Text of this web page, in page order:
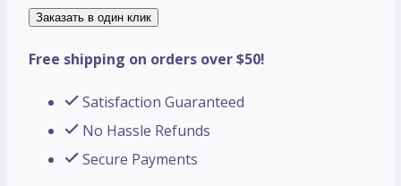
Заказать в один клик
Free shipping on orders over $50!
Satisfaction Guaranteed
No Hassle Refunds
Secure Payments